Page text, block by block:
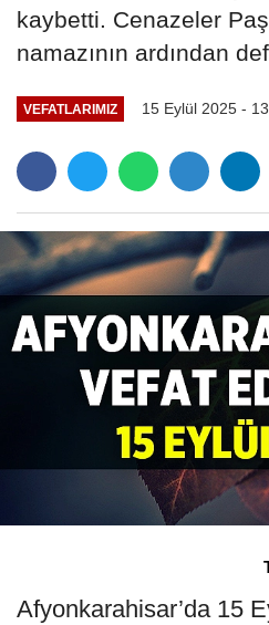
kaybetti. Cenazeler
namazının ardından
VEFATLARIMIZ 15 Eylül 2025 -
Afyonkarahisar’da 15